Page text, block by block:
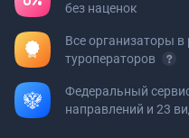
без наценок
Все организаторы в
туроператоров
Федеральный
направлений и 23